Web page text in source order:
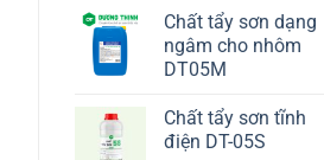
Chất tẩy sơn dạng
ngâm cho nhôm
DT05M
Chất tẩy sơn tĩnh
điện DT-05S